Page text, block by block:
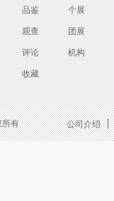
品鉴
观查
评论
收藏
个展
团展
机构
所有 公司介绍